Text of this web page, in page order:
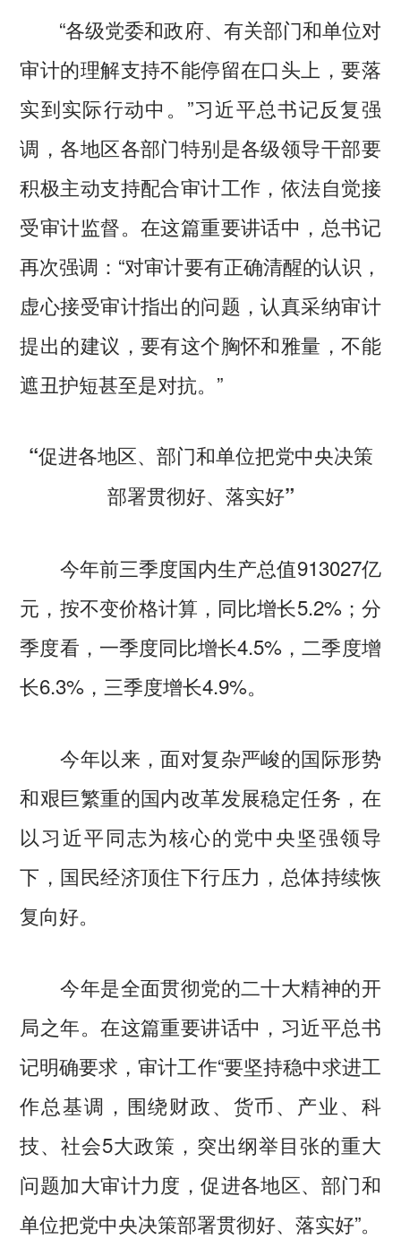
“各级党委和政府、有关部门和单位对
审计的理解支持不能停留在口头上，要落
实到实际行动中。”习近平总书记反复强
调，各地区各部门特别是各级领导干部要
积极主动支持配合审计工作，依法自觉接
受审计监督。在这篇重要讲话中，总书记
再次强调：“对审计要有正确清醒的认识，
虚心接受审计指出的问题，认真采纳审计
提出的建议，要有这个胸怀和雅量，不能
遮丑护短甚至是对抗。”
“促进各地区、部门和单位把党中央决策
部署贯彻好、落实好”
今年前三季度国内生产总值913027亿
元，按不变价格计算，同比增长5.2%；分
季度看，一季度同比增长4.5%，二季度增
长6.3%，三季度增长4.9%。
今年以来，面对复杂严峻的国际形势
和艰巨繁重的国内改革发展稳定任务，在
以习近平同志为核心的党中央坚强领导
下，国民经济顶住下行压力，总体持续恢
复向好。
今年是全面贯彻党的二十大精神的开
局之年。在这篇重要讲话中，习近平总书
记明确要求，审计工作“要坚持稳中求进工
作总基调，围绕财政、货币、产业、科
技、社会5大政策，突出纲举目张的重大
问题加大审计力度，促进各地区、部门和
单位把党中央决策部署贯彻好、落实好”。